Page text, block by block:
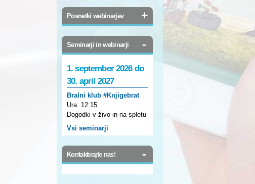
Posnetki webinarjev +
Seminarji in webinarji -
1. september 2026 do
30. april 2027
Bralni klub #Knjigebrat
Ura: 12:15
Dogodki v živo in na spletu
Vsi seminarji
Kontaktirajte nas! -